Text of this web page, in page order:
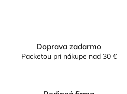
Doprava zadarmo
Packetou pri nákupe nad 30 €